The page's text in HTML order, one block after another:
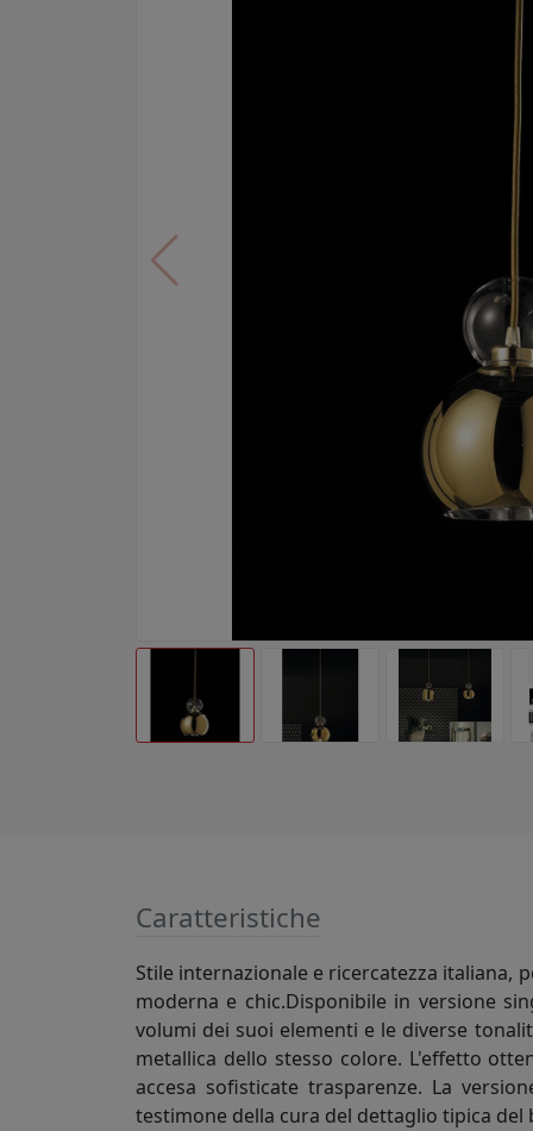
Caratteristiche
Stile internazionale e ricercatezza italiana,
moderna e chic.Disponibile in versione
volumi dei suoi elementi e le diverse
metallica dello stesso colore. L'effetto
accesa sofisticate trasparenze. La
testimone della cura del dettaglio tipica del